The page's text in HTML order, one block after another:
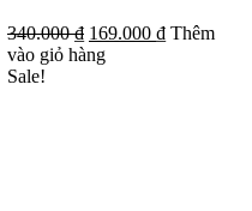
340.000₫ 169.000 ₫ Thêm
vào giỏ hàng
Sale!